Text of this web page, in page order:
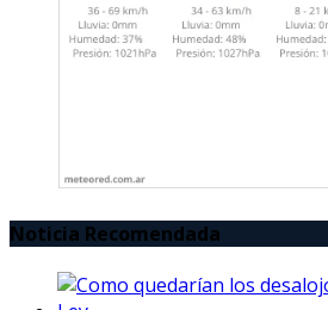
Noticia Recomendada